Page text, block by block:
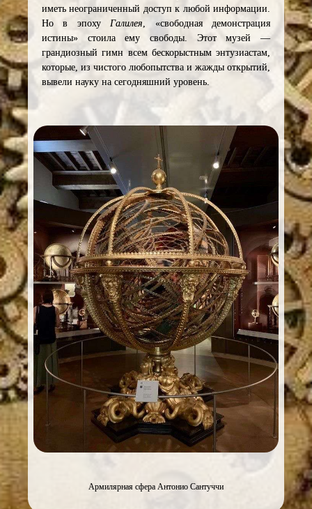
иметь неограниченный доступ к любой информации.
Но в эпохуГалилея, «свободная демонстрация
истины» стоила ему свободы. Этот музей —
грандиозный гимн всем бескорыстным энтузиастам,
которые, из чистого любопытства и жажды открытий,
вывели науку на сегодняшний уровень.
Армилярная сфера Антонио Сантуччи